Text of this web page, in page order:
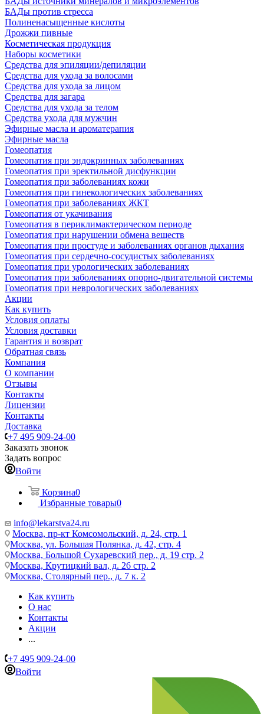
БАДы против стресса
Полиненасыщенные кислоты
Дрожжи пивные
Косметическая продукция
Наборы косметики
Средства для эпиляции/депиляции
Средства для ухода за волосами
Средства для ухода за лицом
Средства для загара
Средства для ухода за телом
Средства ухода для мужчин
Эфирные масла и ароматерапия
Эфирные масла
Гомеопатия
Гомеопатия при эндокринных заболеваниях
Гомеопатия при эректильной дисфункции
Гомеопатия при заболеваниях кожи
Гомеопатия при гинекологических заболеваниях
Гомеопатия при заболеваниях ЖКТ
Гомеопатия от укачивания
Гомеопатия в периклимактерическом периоде
Гомеопатия при нарушении обмена веществ
Гомеопатия при простуде и заболеваниях органов дыхания
Гомеопатия при сердечно-сосудистых заболеваниях
Гомеопатия при урологических заболеваниях
Гомеопатия при заболеваниях опорно-двигательной системы
Гомеопатия при неврологических заболеваниях
Акции
Как купить
Условия оплаты
Условия доставки
Гарантия и возврат
Обратная связь
Компания
О компании
Отзывы
Контакты
Лицензии
Контакты
Доставка
+7 495 909-24-00
Заказать звонок
Задать вопрос
Войти
Корзина0
Избранные товары0
info@lekarstva24.ru
Москва, пр-кт Комсомольский, д. 24, стр. 1
Москва, ул. Большая Полянка, д. 42, стр. 4
Москва, Большой Сухаревский пер., д. 19 стр. 2
Москва, Крутицкий вал, д. 26 стр. 2
Москва, Столярный пер., д. 7 к. 2
Как купить
О нас
Контакты
Акции
...
+7 495 909-24-00
Войти